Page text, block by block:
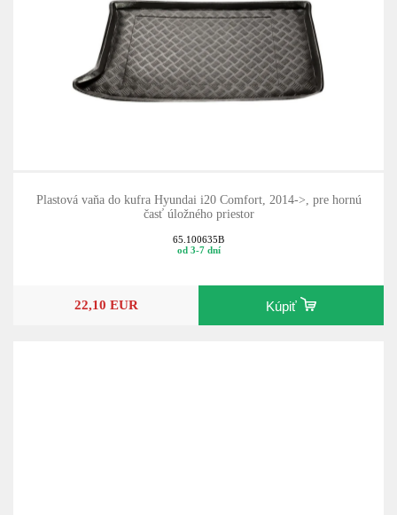
Plastová vaňa do kufra Hyundai i20 Comfort, 2014->, pre hornú
časť úložného priestor
65.100635B
od 3-7 dní
22,10 EUR Kúpiť